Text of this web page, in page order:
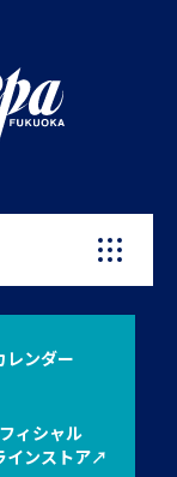
レンダー
ィシャル
インストア